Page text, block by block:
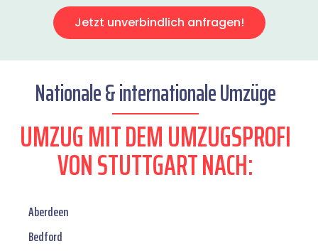
Jetzt unverbindlich anfragen!
Nationale & internationale Umzüge
UMZUG MIT DEM UMZUGSPROFI
VON STUTTGART NACH:
Aberdeen
Bedford